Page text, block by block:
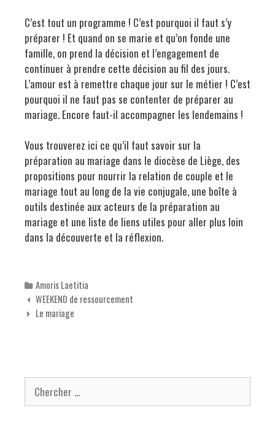
C’est tout un programme ! C’est pourquoi il faut s’y
préparer ! Et quand on se marie et qu’on fonde une
famille, on prend la décision et l’engagement de
continuer à prendre cette décision au fil des jours.
L’amour est à remettre chaque jour sur le métier ! C’est
pourquoi il ne faut pas se contenter de préparer au
mariage. Encore faut-il accompagner les lendemains !
Vous trouverez ici ce qu’il faut savoir sur la
préparation au mariage dans le diocèse de Liège, des
propositions pour nourrir la relation de couple et le
mariage tout au long de la vie conjugale, une boîte à
outils destinée aux acteurs de la préparation au
mariage et une liste de liens utiles pour aller plus loin
dans la découverte et la réflexion.
Categories
Amoris Laetitia
Navigation des articles
WEEKEND de ressourcement
Le mariage
Chercher pour: